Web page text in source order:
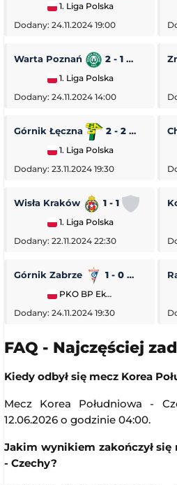
1. Liga Polska
Dodany: 24.11.2024 19:00
Warta Poznań 2 - 1
1. Liga Polska
Dodany: 24.11.2024 14:00
Górnik Łęczna 2 - 2 GKS
1. Liga Polska
Dodany: 23.11.2024 19:30
Wisła Kraków 1 - 1 Stal
1. Liga Polska
Dodany: 22.11.2024 22:30
Górnik Zabrze 1 - 0 Piast
PKO BP Ekstraklasa
Dodany: 24.11.2024 19:30
FAQ - Najczęściej
Kiedy odbył się mecz Korea
Mecz Korea Południowa -
12.06.2026 o godzinie 04:00.
Jakim wynikiem zakończył się
- Czechy?